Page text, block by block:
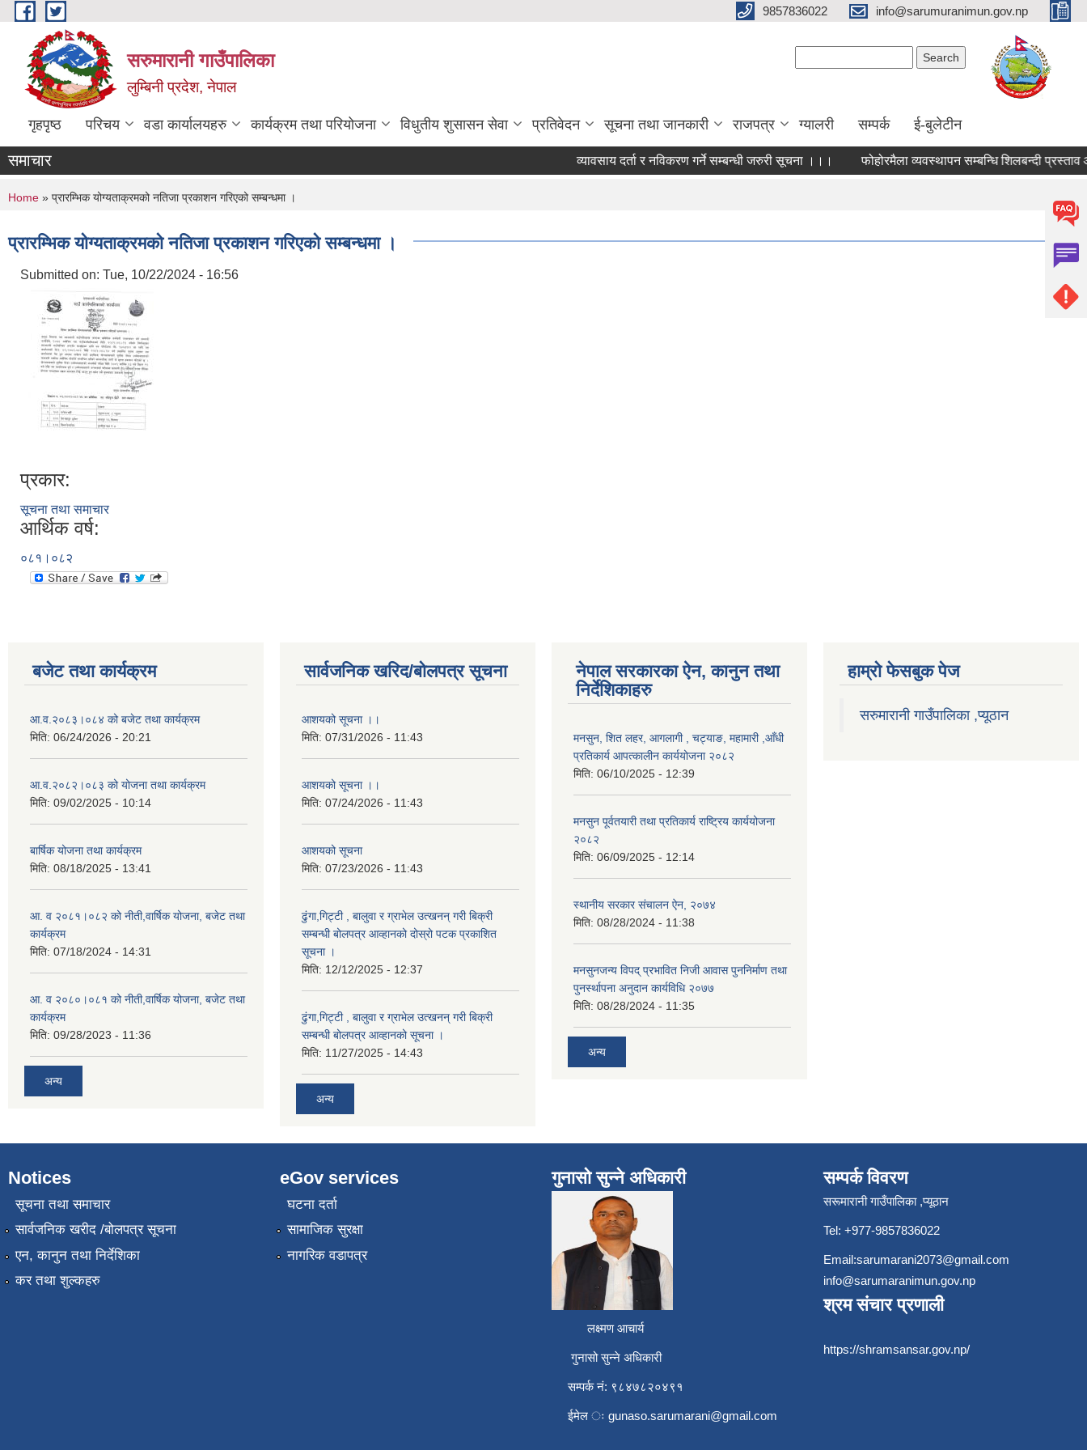
Skip to main content 9857836022 info@sarumuranimun.gov.np
सरुमारानी गाउँपालिका
लुम्बिनी प्रदेश, नेपाल
गृहपृष्ठ परिचय वडा कार्यालयहरु कार्यक्रम तथा परियोजना विधुतीय शुसासन सेवा प्रतिवेदन सूचना तथा जानकारी राजपत्र ग्यालरी सम्पर्क ई-बुलेटीन
समाचार व्यावसाय दर्ता र नविकरण गर्ने सम्बन्धी जरुरी सूचना ।।। फोहोरमैला व्यवस्थापन सम्बन्धि शिलबन्दी प्रस्ताव
You are here
Home » प्रारम्भिक योग्यताक्रमको नतिजा प्रकाशन गरिएको सम्बन्धमा ।
प्रारम्भिक योग्यताक्रमको नतिजा प्रकाशन गरिएको सम्बन्धमा ।
Submitted on: Tue, 10/22/2024 - 16:56
प्रकार:
सूचना तथा समाचार
आर्थिक वर्ष:
०८१।०८२
बजेट तथा कार्यक्रम
आ.व.२०८३।०८४ को बजेट तथा कार्यक्रम
मिति: 06/24/2026 - 20:21
आ.व.२०८२।०८३ को योजना तथा कार्यक्रम
मिति: 09/02/2025 - 10:14
बार्षिक योजना तथा कार्यक्रम
मिति: 08/18/2025 - 13:41
आ. व २०८१।०८२ को नीती,वार्षिक योजना, बजेट तथा
कार्यक्रम
मिति: 07/18/2024 - 14:31
आ. व २०८०।०८१ को नीती,वार्षिक योजना, बजेट तथा
कार्यक्रम
मिति: 09/28/2023 - 11:36
अन्य
सार्वजनिक खरिद/बोलपत्र सूचना
आशयको सूचना ।।
मिति: 07/31/2026 - 11:43
आशयको सूचना ।।
मिति: 07/24/2026 - 11:43
आशयको सूचना
मिति: 07/23/2026 - 11:43
ढुंगा,गिट्टी , बालुवा र ग्राभेल उत्खनन् गरी बिक्री
सम्बन्धी बोलपत्र आव्हानको दोस्रो पटक प्रकाशित
सूचना ।
मिति: 12/12/2025 - 12:37
ढुंगा,गिट्टी , बालुवा र ग्राभेल उत्खनन् गरी बिक्री
सम्बन्धी बोलपत्र आव्हानको सूचना ।
मिति: 11/27/2025 - 14:43
अन्य
नेपाल सरकारका ऐन, कानुन तथा
निर्देशिकाहरु
मनसुन, शित लहर, आगलागी , चट्याङ, महामारी ,आँधी
प्रतिकार्य आपत्कालीन कार्ययोजना २०८२
मिति: 06/10/2025 - 12:39
मनसुन पूर्वतयारी तथा प्रतिकार्य राष्ट्रिय कार्ययोजना
२०८२
मिति: 06/09/2025 - 12:14
स्थानीय सरकार संचालन ऐन, २०७४
मिति: 08/28/2024 - 11:38
मनसुनजन्य विपद् प्रभावित निजी आवास पुननिर्माण तथा
पुनर्स्थापना अनुदान कार्यविधि २०७७
मिति: 08/28/2024 - 11:35
अन्य
हाम्राे फेसबुक पेज
सरुमारानी गाउँपालिका ,प्यूठान
Notices
सूचना तथा समाचार
सार्वजनिक खरीद /बोलपत्र सूचना
एन, कानुन तथा निर्देशिका
कर तथा शुल्कहरु
eGov services
घटना दर्ता
सामाजिक सुरक्षा
नागरिक वडापत्र
गुनासो सुन्ने अधिकारी
लक्ष्मण आचार्य
गुनासो सुन्ने अधिकारी
सम्पर्क नं: ९८४७८२०४९१
ईमेल ः gunaso.sarumarani@gmail.com
सम्पर्क विवरण
सरूमारानी गाउँपालिका ,प्यूठान
Tel: +977-9857836022
Email:sarumarani2073@gmail.com
info@sarumaranimun.gov.np
श्रम संचार प्रणाली
https://shramsansar.gov.np/